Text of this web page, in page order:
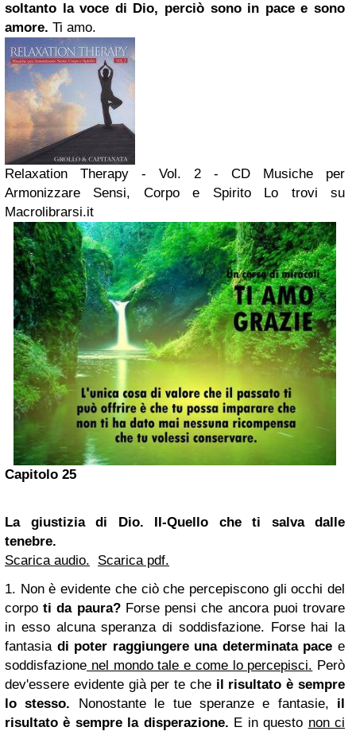
soltanto la voce di Dio, perciò sono in pace e sono
amore. Ti amo.
Relaxation Therapy - Vol. 2 - CD Musiche per
Armonizzare Sensi, Corpo e Spirito Lo trovi su
Macrolibrarsi.it
Capitolo 25
La giustizia di Dio.
II-Quello che ti salva dalle
tenebre.
Scarica audio.
Scarica pdf.
1. Non è evidente che ciò che percepiscono gli occhi del
corpo ti da paura? Forse pensi che ancora puoi trovare
in esso alcuna speranza di soddisfazione. Forse hai la
fantasia di poter raggiungere una determinata pace e
soddisfazione nel mondo tale e come lo percepisci. Però
dev'essere evidente già per te cheil risultato è sempre
lo stesso.
Nonostante le tue speranze e fantasie, il
risultato è sempre la disperazione. E in questo non ci